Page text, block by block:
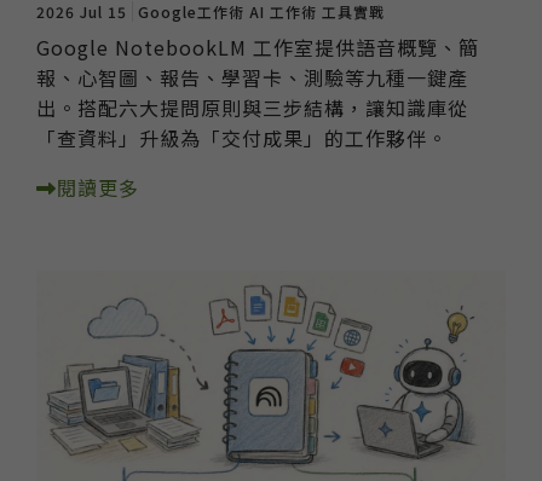
2026 Jul 15 Google工作術 AI 工作術 工具實戰
Google NotebookLM 工作室提供語音概覽、簡
報、心智圖、報告、學習卡、測驗等九種一鍵產
出。搭配六大提問原則與三步結構，讓知識庫從
「查資料」升級為「交付成果」的工作夥伴。
閱讀更多